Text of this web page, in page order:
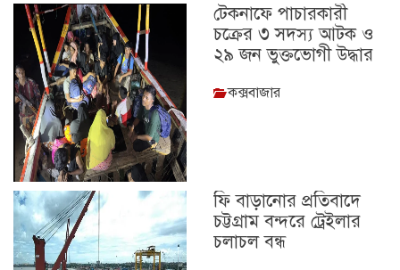
টেকনাফে পাচারকারী
চক্রের ৩ সদস্য আটক ও
২৯ জন ভুক্তভোগী উদ্ধার
কক্সবাজার
ফি বাড়ানোর প্রতিবাদে
চট্টগ্রাম বন্দরে ট্রেইলার
চলাচল বন্ধ